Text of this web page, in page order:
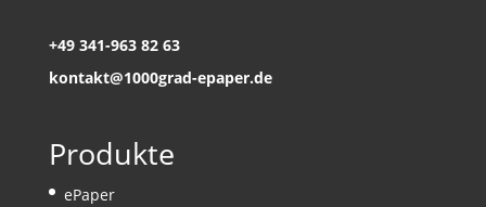
+49 341-963 82 63
kontakt@1000grad-epaper.de
Produkte
ePaper